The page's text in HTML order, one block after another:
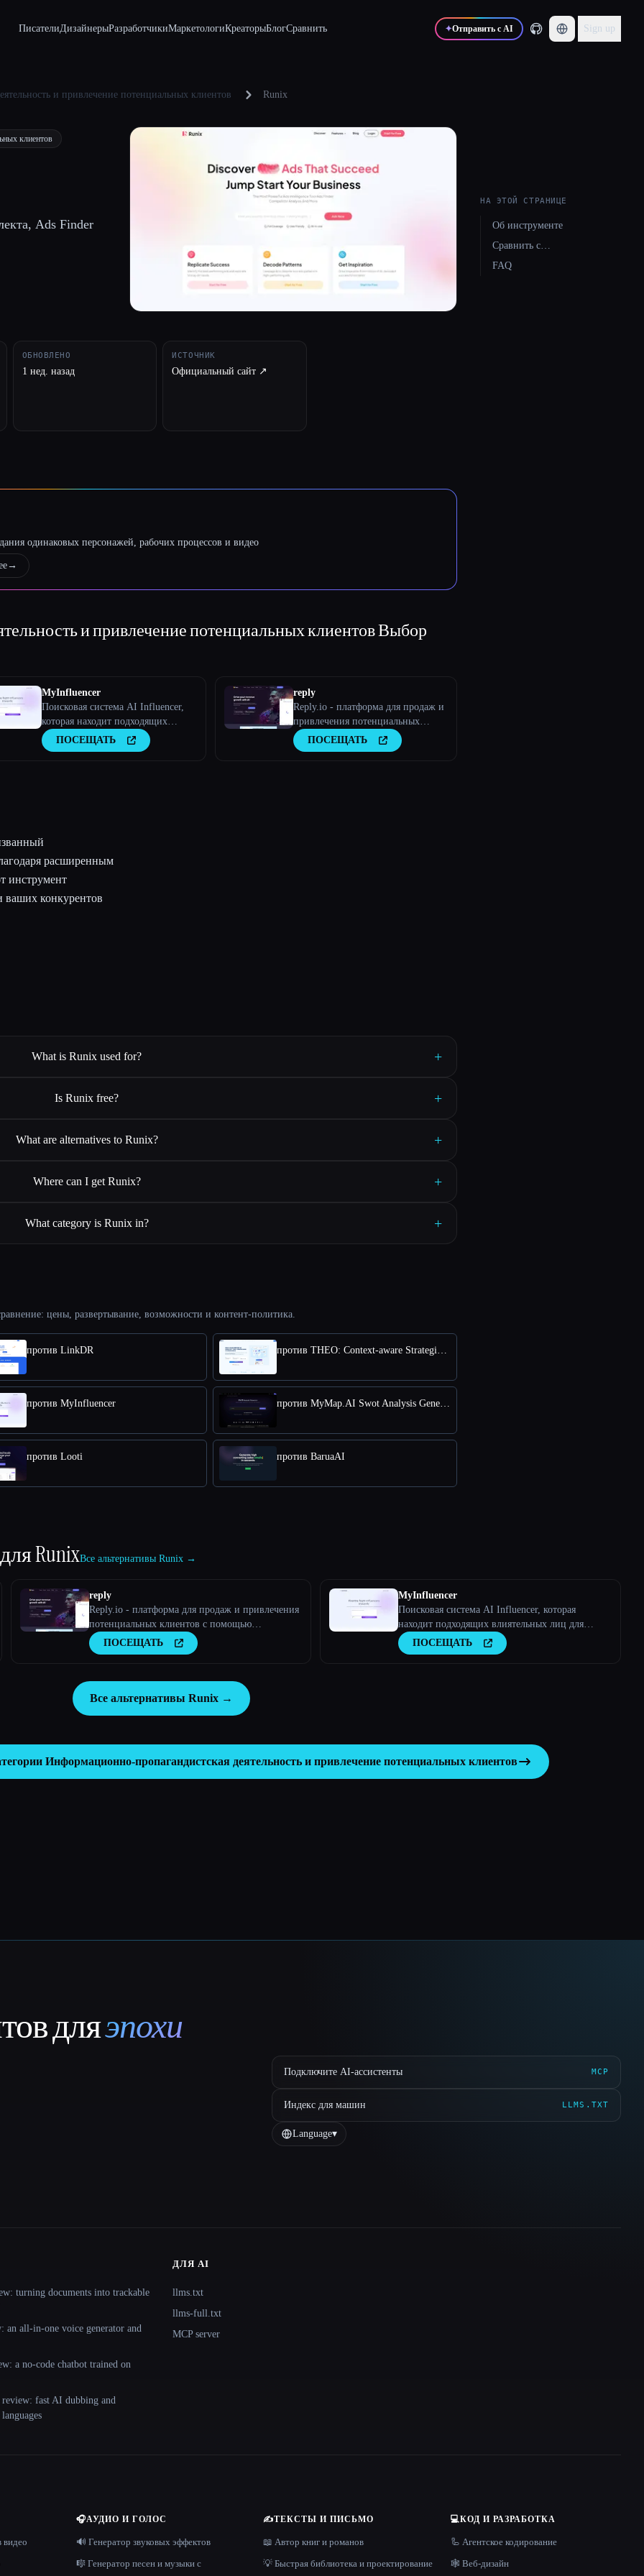
ПисателиДизайнерыРазработчикиМаркетологиКреаторыБлогСравнить ✦Отправить с AI Sign up
и привлечение потенциальных клиентов Runix
клиентов
Ads Finder
ОБНОВЛЕНО
1 нед. назад
ИСТОЧНИК
Официальный сайт ↗︎
одинаковых персонажей, рабочих процессов и видео
→
и привлечение потенциальных клиентовВыбор
MyInfluencer
Поисковая система AI Influencer,
которая находит подходящих
влиятельных лиц для любого
бизнеса
ПОСЕЩАТЬ
reply
Reply.io - платформа для продаж и
привлечения потенциальных
клиентов с помощью
искусственного интеллекта
ПОСЕЩАТЬ
расширенным
инструмент
ваших конкурентов
What is Runix used for? +
Is Runix free? +
What are alternatives to Runix? +
Where can I get Runix? +
What category is Runix in? +
цены, развертывание, возможности и контент-политика.
против LinkDR
против MyInfluencer
против Looti против BaruaAI
НА ЭТОЙ СТРАНИЦЕ
Об инструменте
Сравнить с…
FAQ
RunixВсе альтернативы Runix →
reply
Reply.io - платформа для продаж и привлечения
потенциальных клиентов с помощью
искусственного интеллекта
ПОСЕЩАТЬ
MyInfluencer
Поисковая система AI Influencer, которая
находит подходящих влиятельных лиц для
любого бизнеса
ПОСЕЩАТЬ
Все альтернативы Runix →
Информационно-пропагандистская деятельность и привлечение потенциальных клиентов
дляэпохи
Подключите AI-ассистенты MCP
Индекс для машин LLMS.TXT
Language▾
turning documents into trackable
an all-in-one voice generator and
a no-code chatbot trained on
fast AI dubbing and
ДЛЯ AI
llms.txt
llms-full.txt
MCP server
видео
🎧АУДИО И ГОЛОС
🔊 Генератор звуковых эффектов
🎼 Генератор песен и музыки с
✍️ТЕКСТЫ И ПИСЬМО
📖 Автор книг и романов
💡 Быстрая библиотека и проектирование
💻КОД И РАЗРАБОТКА
🦾 Агентское кодирование
🕸 Веб-дизайн